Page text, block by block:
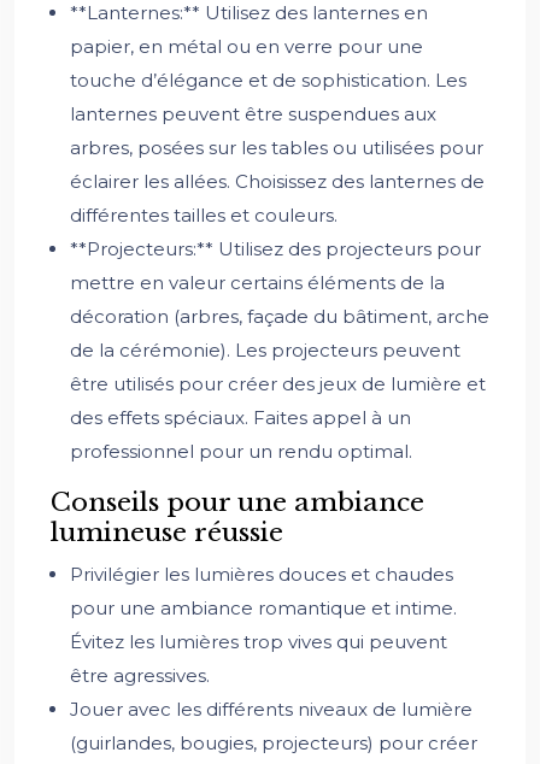
**Lanternes:** Utilisez des lanternes en
papier, en métal ou en verre pour une
touche d’élégance et de sophistication. Les
lanternes peuvent être suspendues aux
arbres, posées sur les tables ou utilisées pour
éclairer les allées. Choisissez des lanternes de
différentes tailles et couleurs.
**Projecteurs:** Utilisez des projecteurs pour
mettre en valeur certains éléments de la
décoration (arbres, façade du bâtiment, arche
de la cérémonie). Les projecteurs peuvent
être utilisés pour créer des jeux de lumière et
des effets spéciaux. Faites appel à un
professionnel pour un rendu optimal.
Conseils pour une ambiance
lumineuse réussie
Privilégier les lumières douces et chaudes
pour une ambiance romantique et intime.
Évitez les lumières trop vives qui peuvent
être agressives.
Jouer avec les différents niveaux de lumière
(guirlandes, bougies, projecteurs) pour créer